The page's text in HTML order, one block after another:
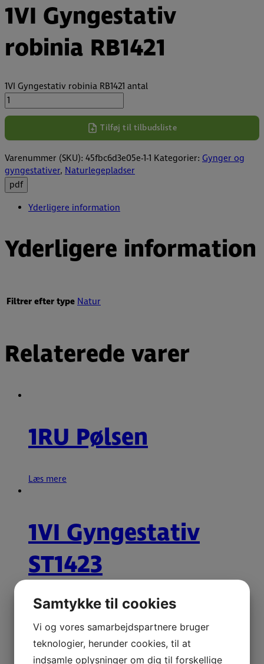
1VI Gyngestativ
robinia RB1421
1VI Gyngestativ robinia RB1421 antal
Tilføj til tilbudsliste
Varenummer (SKU): 45fbc6d3e05e-1-1 Kategorier: Gynger og
gyngestativer, Naturlegepladser
pdf
Yderligere information
Yderligere information
Filtrer efter typeNatur
Relaterede varer
1RU Pølsen
Læs mere
1VI Gyngestativ
ST1423
Læs mere
Samtykke til cookies
Vi og vores samarbejdspartnere bruger
teknologier, herunder cookies, til at
indsamle oplysninger om dig til forskellige